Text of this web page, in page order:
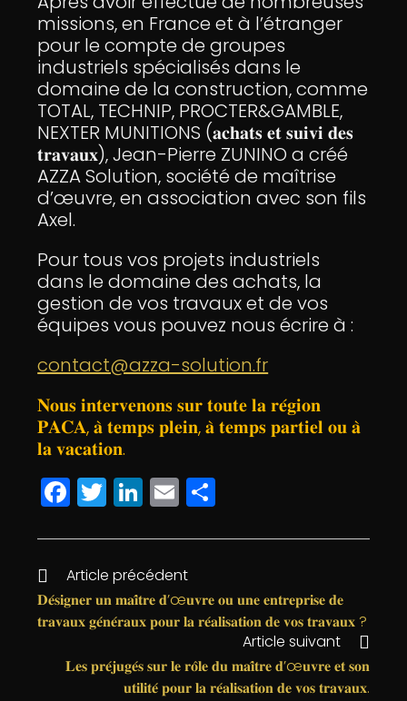
missions, en France et à l’étranger
pour le compte de groupes
industriels spécialisés dans le
domaine de la construction, comme
TOTAL, TECHNIP, PROCTER&GAMBLE,
NEXTER MUNITIONS (𝐚𝐜𝐡𝐚𝐭𝐬 𝐞𝐭 𝐬𝐮𝐢𝐯𝐢 𝐝𝐞𝐬
𝐭𝐫𝐚𝐯𝐚𝐮𝐱), Jean-Pierre ZUNINO a créé
AZZA Solution, société de maîtrise
d’œuvre, en association avec son fils
Axel.
Pour tous vos projets industriels
dans le domaine des achats, la
gestion de vos travaux et de vos
équipes vous pouvez nous écrire à :
contact@azza-solution.fr
𝐍𝐨𝐮𝐬 𝐢𝐧𝐭𝐞𝐫𝐯𝐞𝐧𝐨𝐧𝐬 𝐬𝐮𝐫 𝐭𝐨𝐮𝐭𝐞 𝐥𝐚 𝐫𝐞́𝐠𝐢𝐨𝐧
𝐏𝐀𝐂𝐀, 𝐚̀ 𝐭𝐞𝐦𝐩𝐬 𝐩𝐥𝐞𝐢𝐧, 𝐚̀ 𝐭𝐞𝐦𝐩𝐬 𝐩𝐚𝐫𝐭𝐢𝐞𝐥 𝐨𝐮 𝐚̀
𝐥𝐚 𝐯𝐚𝐜𝐚𝐭𝐢𝐨𝐧.
F
a
c
e
b
o
o
T
w
itt
e
r
Li
n
k
e
dI
n
E
m
ai
l
rt
g
e
r
Article précédent
𝐃𝐞́𝐬𝐢𝐠𝐧𝐞𝐫 𝐮𝐧 𝐦𝐚𝐢̂𝐭𝐫𝐞 𝐝’œ𝐮𝐯𝐫𝐞 𝐨𝐮 𝐮𝐧𝐞 𝐞𝐧𝐭𝐫𝐞𝐩𝐫𝐢𝐬𝐞 𝐝𝐞
𝐭𝐫𝐚𝐯𝐚𝐮𝐱 𝐠𝐞́𝐧𝐞́𝐫𝐚𝐮𝐱 𝐩𝐨𝐮𝐫 𝐥𝐚 𝐫𝐞́𝐚𝐥𝐢𝐬𝐚𝐭𝐢𝐨𝐧 𝐝𝐞 𝐯𝐨𝐬 𝐭𝐫𝐚𝐯𝐚𝐮𝐱 ?
Article suivant
𝐋𝐞𝐬 𝐩𝐫𝐞́𝐣𝐮𝐠𝐞́𝐬 𝐬𝐮𝐫 𝐥𝐞 𝐫𝐨̂𝐥𝐞 𝐝𝐮 𝐦𝐚𝐢̂𝐭𝐫𝐞 𝐝’œ𝐮𝐯𝐫𝐞 𝐞𝐭 𝐬𝐨𝐧
𝐮𝐭𝐢𝐥𝐢𝐭𝐞́ 𝐩𝐨𝐮𝐫 𝐥𝐚 𝐫𝐞́𝐚𝐥𝐢𝐬𝐚𝐭𝐢𝐨𝐧 𝐝𝐞 𝐯𝐨𝐬 𝐭𝐫𝐚𝐯𝐚𝐮𝐱.